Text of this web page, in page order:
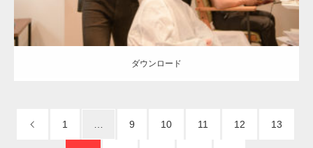
ダウンロード
1 9 10 11 12 13
TOKYO FMラジオ番組「ONE MORNING」
で紹介さ…
た（6/8放送）